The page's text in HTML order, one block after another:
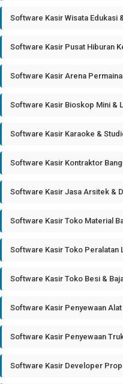
Software Kasir Wisata Edukasi
Software Kasir Pusat Hiburan
Software Kasir Arena
Software Kasir Bioskop Mini &
Software Kasir Karaoke &
Software Kasir Kontraktor
Software Kasir Jasa Arsitek &
Software Kasir Toko Material
Software Kasir Toko Peralatan
Software Kasir Toko Besi &
Software Kasir Penyewaan
Software Kasir Penyewaan
Software Kasir Developer